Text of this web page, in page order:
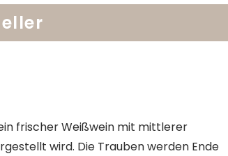
frischer Weißwein mit mittlerer
wird. Die Trauben werden Ende